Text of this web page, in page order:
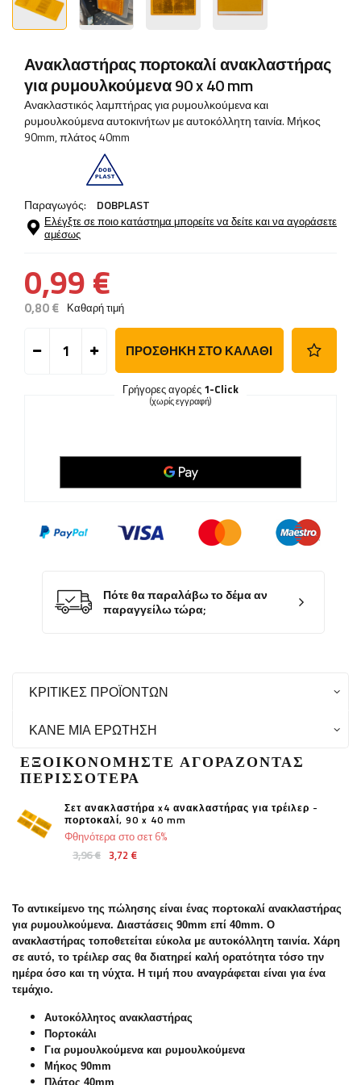
Ανακλαστήρας πορτοκαλί ανακλαστήρας
για ρυμουλκούμενα 90 x 40 mm
Ανακλαστικός λαμπτήρας για ρυμουλκούμενα και
ρυμουλκούμενα αυτοκινήτων με αυτοκόλλητη ταινία. Μήκος
90mm, πλάτος 40mm
Παραγωγός: DOBPLAST
Ελέγξτε σε ποιο κατάστημα μπορείτε να δείτε και να αγοράσετε
αμέσως
0,99 €
0,80 € Καθαρή τιμή
ΠΡΟΣΘΉΚΗ ΣΤΟ ΚΑΛΆΘΙ
Γρήγορες αγορές 1-Click
(χωρίς εγγραφή)
Πότε θα παραλάβω το δέμα αν
παραγγείλω τώρα;
ΚΡΙΤΙΚΈΣ ΠΡΟΪΌΝΤΩΝ
ΚΆΝΕ ΜΙΑ ΕΡΏΤΗΣΗ
ΕΞΟΙΚΟΝΟΜΉΣΤΕ ΑΓΟΡΆΖΟΝΤΑΣ
ΠΕΡΙΣΣΌΤΕΡΑ
Σετ ανακλαστήρα x4 ανακλαστήρας για τρέιλερ -
πορτοκαλί, 90 x 40 mm
3,96 € 3,72 €
Φθηνότερα στο σετ 6%
Το αντικείμενο της πώλησης είναι ένας πορτοκαλί ανακλαστήρας
για ρυμουλκούμενα. Διαστάσεις 90mm επί 40mm. Ο
ανακλαστήρας τοποθετείται εύκολα με αυτοκόλλητη ταινία. Χάρη
σε αυτό, το τρέιλερ σας θα διατηρεί καλή ορατότητα τόσο την
ημέρα όσο και τη νύχτα. Η τιμή που αναγράφεται είναι για ένα
τεμάχιο.
Αυτοκόλλητος ανακλαστήρας
Πορτοκάλι
Για ρυμουλκούμενα και ρυμουλκούμενα
Μήκος 90mm
Πλάτος 40mm